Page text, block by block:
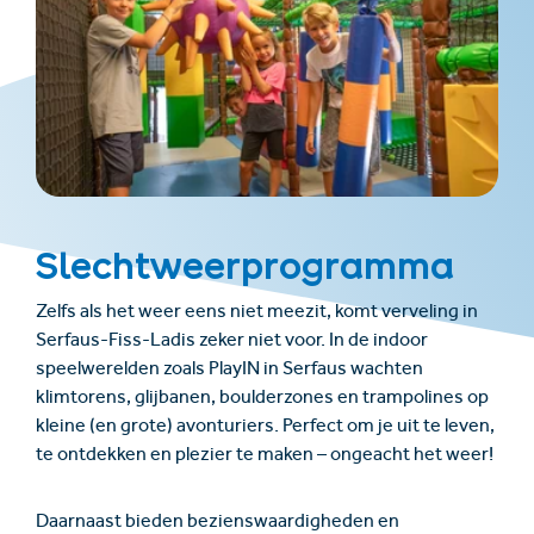
Slechtweerprogramma
Zelfs als het weer eens niet meezit, komt verveling in
Serfaus-Fiss-Ladis zeker niet voor. In de indoor
speelwerelden zoals PlayIN in Serfaus wachten
klimtorens, glijbanen, boulderzones en trampolines op
kleine (en grote) avonturiers. Perfect om je uit te leven,
te ontdekken en plezier te maken – ongeacht het weer!
Daarnaast bieden bezienswaardigheden en